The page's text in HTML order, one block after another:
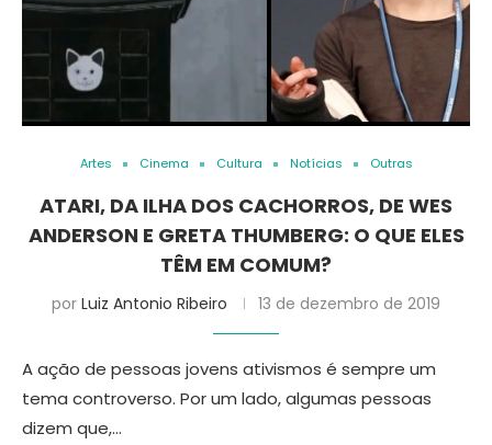
Artes Cinema Cultura Notícias Outras
ATARI, DA ILHA DOS CACHORROS, DE WES
ANDERSON E GRETA THUMBERG: O QUE ELES
TÊM EM COMUM?
por Luiz Antonio Ribeiro 13 de dezembro de 2019
A ação de pessoas jovens ativismos é sempre um
tema controverso. Por um lado, algumas pessoas
dizem que,…